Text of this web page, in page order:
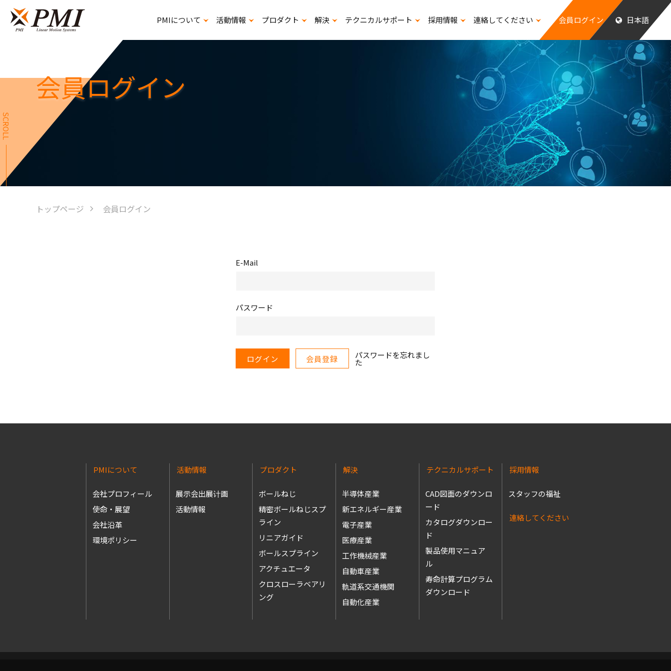
PMIについて 活動情報 プロダクト 解決 テクニカルサポート 採用情報 連絡してください 会員ログイン 日本語
会員ログイン
SCROLL
トップページ 会員ログイン
E-Mail
パスワード
ログイン 会員登録 パスワードを忘れまし
た
PMIについて
会社プロフィール
使命・展望
会社沿革
環境ポリシー
活動情報
展示会出展计画
活動情報
プロダクト
ボールねじ
精密ボールねじスプ
ライン
リニアガイド
ボールスプライン
アクチュエータ
クロスローラベアリ
ング
解決
半導体産業
新エネルギー産業
電子産業
医療産業
工作機械産業
自動車産業
軌道系交通機関
自動化産業
テクニカルサポート
CAD図面のダウンロ
ード
カタログダウンロー
ド
製品使用マニュア
ル
寿命計算プログラム
ダウンロード
採用情報
スタッフの福祉
連絡してください